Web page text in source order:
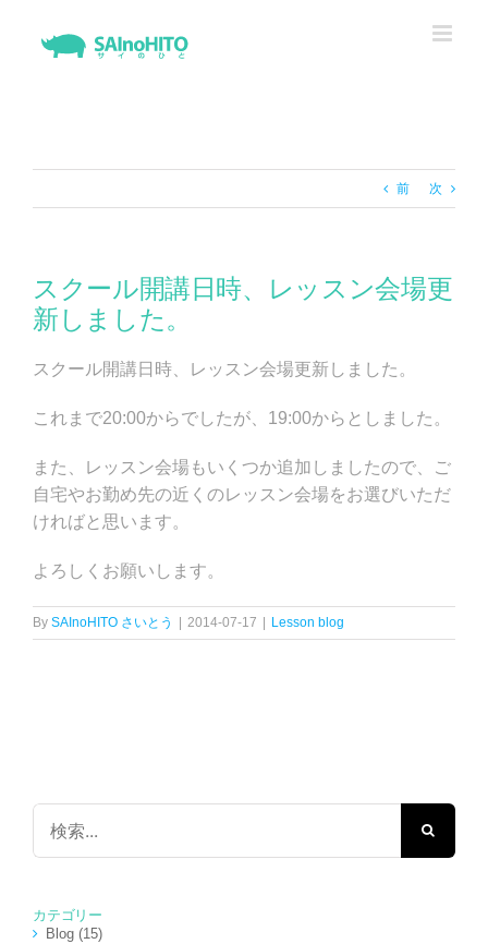
前 次
スクール開講日時、レッスン会場更
新しました。
スクール開講日時、レッスン会場更新しました。
これまで20:00からでしたが、19:00からとしました。
また、レッスン会場もいくつか追加しましたので、ご
自宅やお勤め先の近くのレッスン会場をお選びいただ
ければと思います。
よろしくお願いします。
By SAInoHITO さいとう 2014-07-17 Lesson blog
検
…
カテゴリー
Blog (15)